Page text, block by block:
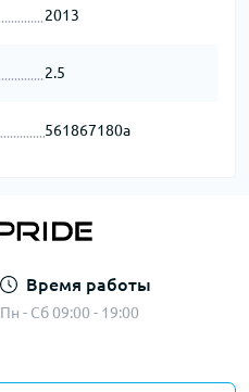
2013
2.5
561867180a
Время работы
Пн - Сб 09:00 - 19:00